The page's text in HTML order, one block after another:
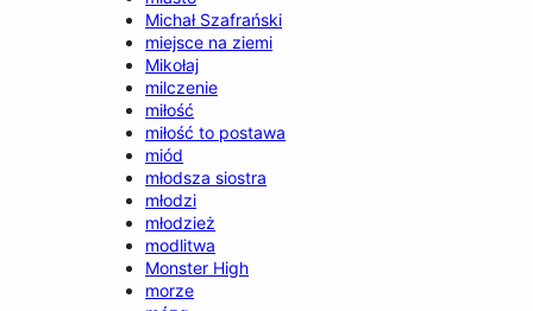
Michał Szafrański
miejsce na ziemi
Mikołaj
milczenie
miłość
miłość to postawa
miód
młodsza siostra
młodzi
młodzież
modlitwa
Monster High
morze